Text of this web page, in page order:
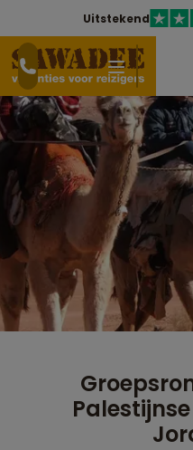
Uitstekend